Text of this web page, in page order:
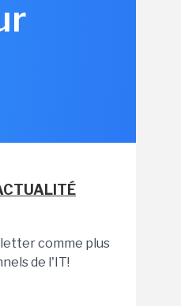
comme plus
de l'IT!